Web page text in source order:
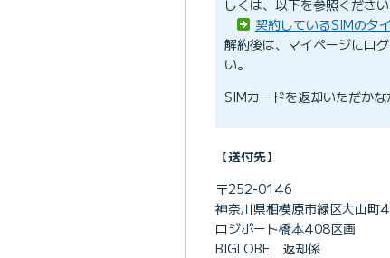
しくは、以下を参照ください
契約しているSIMのタ
解約後は、マイページにロ
い。
SIMカードを返却いただか
【送付先】
〒252-0146
神奈川県相模原市緑区大山町
ロジポート橋本408区画
BIGLOBE 返却係